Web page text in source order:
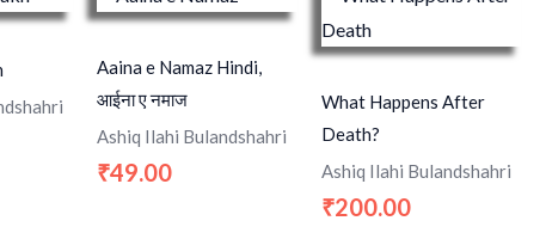
Aaina e Namaz Hindi,
आईना ए नमाज
Ashiq Ilahi Bulandshahri
₹49.00
What Happens After
Death?
Ashiq Ilahi Bulandshahri
₹200.00